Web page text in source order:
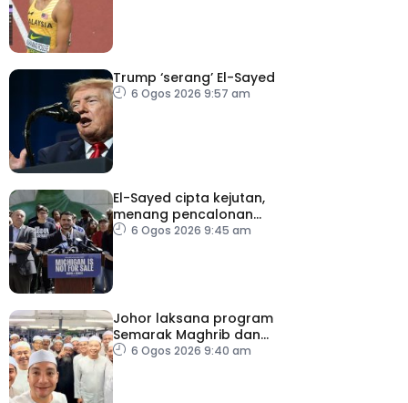
Trump ‘serang’ El-Sayed
6 Ogos 2026 9:57 am
El-Sayed cipta kejutan,
menang pencalonan
Senat AS di Michigan
6 Ogos 2026 9:45 am
Johor laksana program
Semarak Maghrib dan
Isyak perkasa solat
6 Ogos 2026 9:40 am